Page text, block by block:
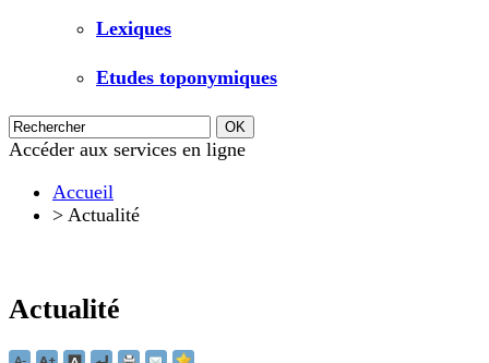
Lexiques
Etudes toponymiques
Accéder aux services en ligne
Accueil
> Actualité
Actualité